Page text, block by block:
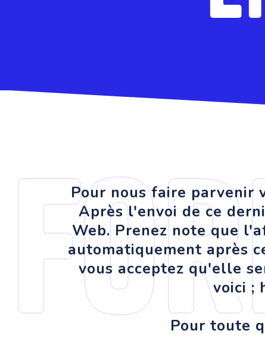
Pour nous faire
Après l'envoi de ce
Web. Prenez note que
automatiquement après
vous acceptez qu'elle
voici ;
Pour toute